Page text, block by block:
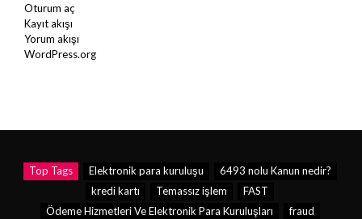
Oturum aç
Kayıt akışı
Yorum akışı
WordPress.org
Top Tags Elektronik para kuruluşu
6493 nolu Kanun nedir?
kredi kartı
Temassız işlem
FAST
Ödeme Hizmetleri Ve Elektronik Para Kuruluşları
fraud